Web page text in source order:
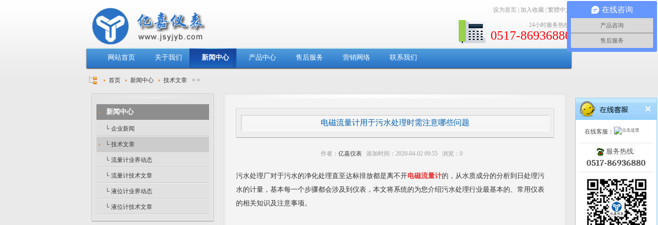
设为首页 加入收藏 繁體中文
24小时服务热线:
0517-86936880
网站首页 关于我们 新闻中心 产品中心 售后服务 营销网络 联系我们
首页 >
新闻中心 >
技术文章
新闻中心
└ 企业新闻
└ 技术文章
└ 流量计业界动态
└ 流量计技术文章
└ 液位计业界动态
└ 液位计技术文章
电磁流量计用于污水处理时需注意哪些问题
作者： 亿嘉仪表添加时间：2020-04-02 09:55 浏览： 0
污水处理厂对于污水的净化处理直至达标排放都是离不开电磁流量计的，从水质成分的分析到日处理污
水的计量，基本每一个步骤都会涉及到仪表，本文将系统的为您介绍污水处理行业最基本的、常用仪表
的相关知识及注意事项。
在线客服：
服务热线:
0517-86936880
在线咨询
产品咨询
售后服务